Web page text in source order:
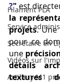
Filament PLA
Service
Secrétaire en
Vidéos sur
Artillery M1 pro
?" est
la
projets.
pour ce
une
détails
textures